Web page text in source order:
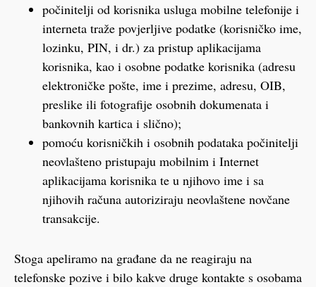
počinitelji od korisnika usluga mobilne telefonije i
interneta traže povjerljive podatke (korisničko ime,
lozinku, PIN, i dr.) za pristup aplikacijama
korisnika, kao i osobne podatke korisnika (adresu
elektroničke pošte, ime i prezime, adresu, OIB,
preslike ili fotografije osobnih dokumenata i
bankovnih kartica i slično);
pomoću korisničkih i osobnih podataka počinitelji
neovlašteno pristupaju mobilnim i Internet
aplikacijama korisnika te u njihovo ime i sa
njihovih računa autoriziraju neovlaštene novčane
transakcije.
Stoga apeliramo na građane da ne reagiraju na
telefonske pozive i bilo kakve druge kontakte s osobama